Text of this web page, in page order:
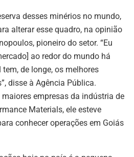
desses minérios no mundo,
alterar esse quadro, na opinião
pioneiro do setor. “Eu
ao redor do mundo há
de longe, os melhores
disse à Agência Pública.
empresas da indústria de
Materials, ele esteve
conhecer operações em Goiás